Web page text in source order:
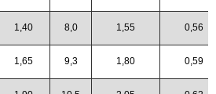
1,40 8,0 1,55 0,56
1,65 9,3 1,80 0,59